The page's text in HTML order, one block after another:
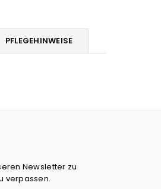
PFLEGEHINWEISE
Newsletter zu
verpassen.